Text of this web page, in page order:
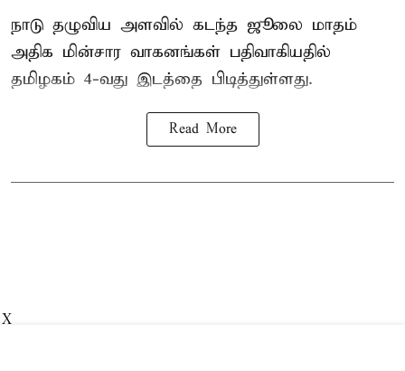
நாடு தழுவிய அளவில் கடந்த ஜூலை மாதம்
அதிக மின்சார வாகனங்கள் பதிவாகியதில்
தமிழகம் 4-வது இடத்தை பிடித்துள்ளது.
Read More
X